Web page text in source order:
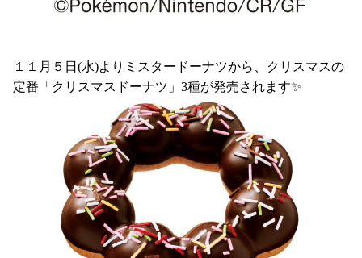
１１月５日(水)よりミスタードーナツから、クリスマスの
定番「クリスマスドーナツ」3種が発売されます✨